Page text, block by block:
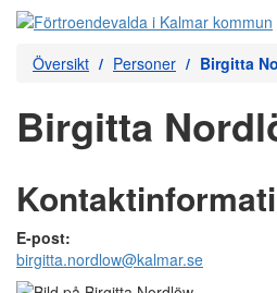
Översikt Personer Birgitta
Birgitta
E-post:
birgitta.nordlow@kalmar.se